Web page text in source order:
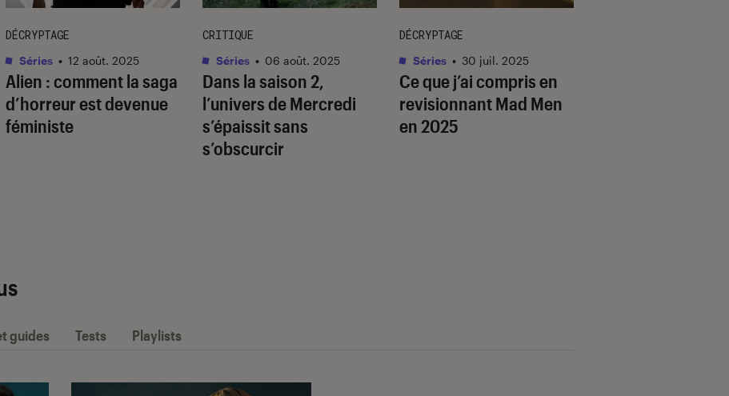
Alien : comment la saga
d’horreur est devenue
féministe
DÉCRYPTAGE
Séries • 12 août. 2025
Dans la saison 2,
l’univers deMercredi
s’épaissit sans
s’obscurcir
CRITIQUE
Séries • 06 août. 2025
Ce que j’ai compris en
revisionnantMad Men
en 2025
DÉCRYPTAGE
Séries • 30 juil. 2025
guides Tests Playlists